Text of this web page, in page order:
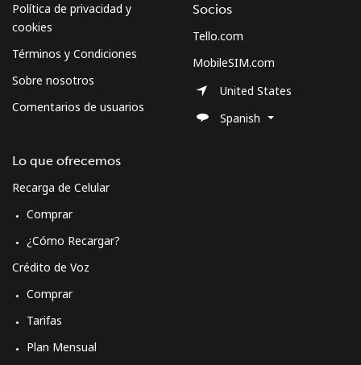
Política de privacidad y
cookies
Términos y Condiciones
Sobre nosotros
Comentarios de usuarios
Lo que ofrecemos
Recarga de Celular
Comprar
¿Cómo Recargar?
Crédito de Voz
Comprar
Tarifas
Plan Mensual
Socios
Tello.com
MobileSIM.com
United States
Spanish